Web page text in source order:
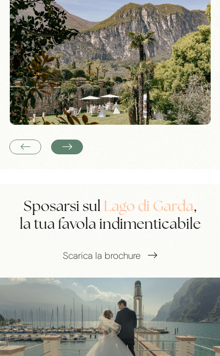
Sposarsi sul Lago di Garda,
la tua favola indimenticabile
Scarica la brochure